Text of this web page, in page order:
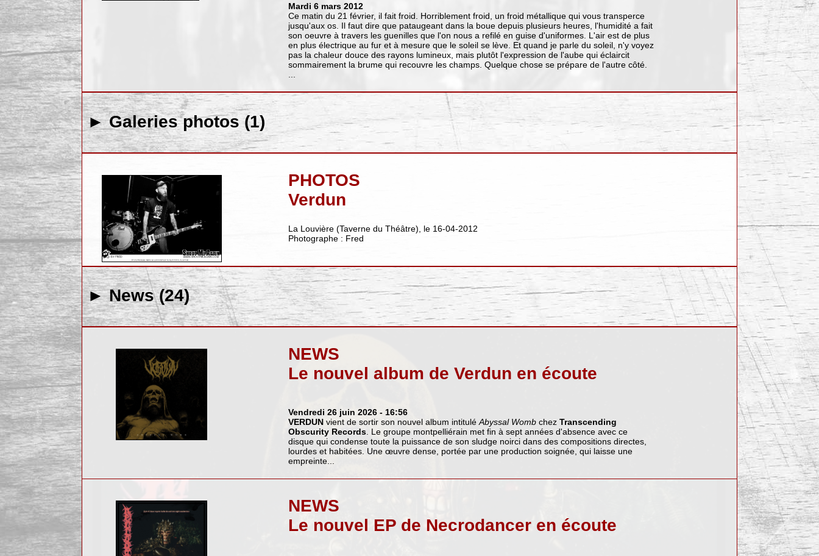
Mardi 6 mars 2012
Ce matin du 21 février, il fait froid. Horriblement froid, un froid métallique qui vous transperce
jusqu'aux os. Il faut dire que pataugeant dans la boue depuis plusieurs heures, l'humidité a fait
son oeuvre à travers les guenilles que l'on nous a refilé en guise d'uniformes. L'air est de plus
en plus électrique au fur et à mesure que le soleil se lève. Et quand je parle du soleil, n'y voyez
pas la chaleur douce des rayons lumineux, mais plutôt l'expression de l'aube qui éclaircit
sommairement la brume qui recouvre les champs. Quelque chose se prépare de l'autre côté.
► Galeries photos (1)
PHOTOS
Verdun
La Louvière (Taverne du Théâtre), le 16-04-2012
Photographe : Fred
► News (24)
NEWS
Le nouvel album de Verdun en écoute
Vendredi 26 juin 2026 - 16:56
VERDUNvient de sortir son nouvel album intituléAbyssal Wombchez Transcending
Obscurity Records. Le groupe montpelliérain met fin à sept années d'absence avec ce
disque qui condense toute la puissance de son sludge noirci dans des compositions directes,
lourdes et habitées. Une œuvre dense, portée par une production soignée, qui laisse une
empreinte...
NEWS
Le nouvel EP de Necrodancer en écoute